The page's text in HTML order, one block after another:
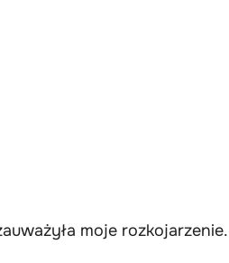
moje rozkojarzenie.